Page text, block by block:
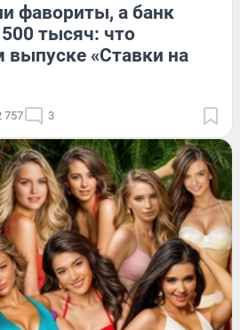
фавориты, а банк
тысяч: что
выпуске «Ставки на
757 3